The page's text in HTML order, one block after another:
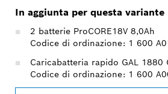
In aggiunta per questa variante
2 batterie ProCORE18V 8,0Ah
Codice di ordinazione: 1 600
Caricabatteria rapido GAL 1880
Codice di ordinazione: 1 600